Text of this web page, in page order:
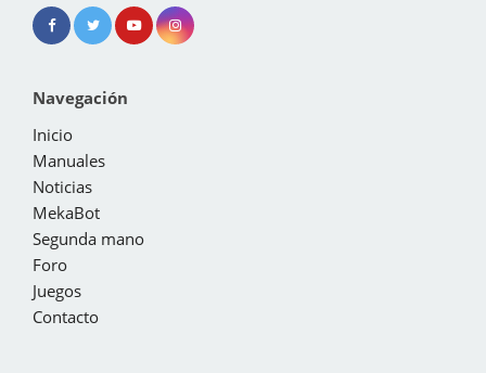
Navegación
Inicio
Manuales
Noticias
MekaBot
Segunda mano
Foro
Juegos
Contacto